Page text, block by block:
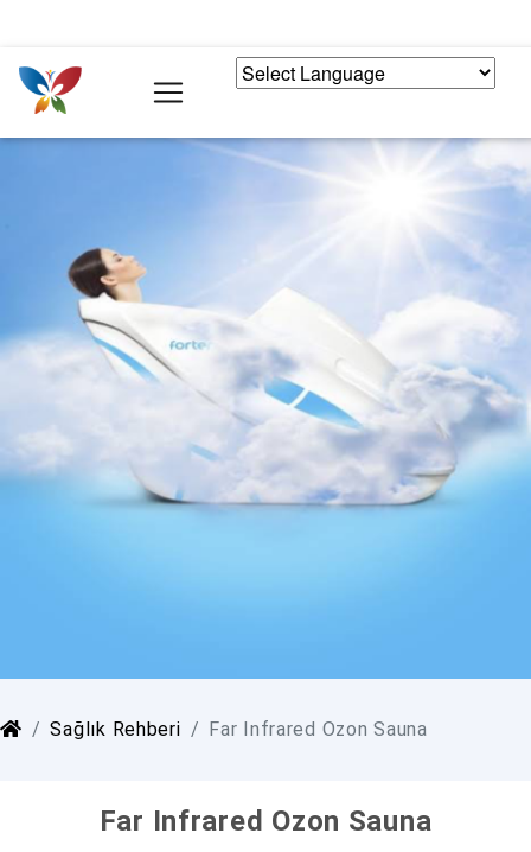
Sağlık Rehberi Far Infrared Ozon Sauna
Far Infrared Ozon Sauna